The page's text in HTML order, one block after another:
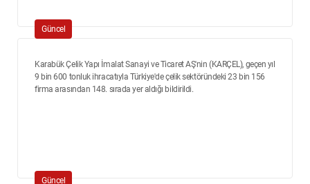
Güncel
Karabük Çelik Yapı İmalat Sanayi ve Ticaret AŞ'nin (KARÇEL), geçen yıl
9 bin 600 tonluk ihracatıyla Türkiye'de çelik sektöründeki 23 bin 156
firma arasından 148. sırada yer aldığı bildirildi.
Güncel